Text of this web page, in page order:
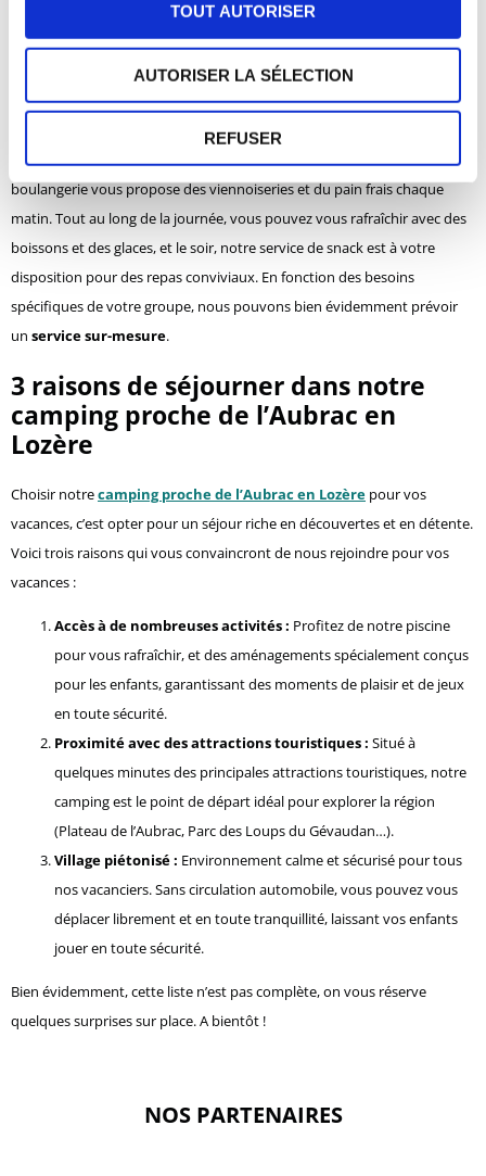
TOUT AUTORISER
AUTORISER LA SÉLECTION
REFUSER
que ce soit pour des réunions familiales, des événements professionnels
ou des escapades entre amis.
All inclusive
la restauration et les activités sur place. Pour le petit déjeuner, notre
boulangerie vous propose des viennoiseries et du pain frais chaque
matin. Tout au long de la journée, vous pouvez vous rafraîchir avec des
boissons et des glaces, et le soir, notre service de snack est à votre
disposition pour des repas conviviaux. En fonction des besoins
spécifiques de votre groupe, nous pouvons bien évidemment prévoir
un service sur-mesure.
3 raisons de séjourner dans notre
camping proche de l’Aubrac en
Lozère
Choisir notrecamping proche de l’Aubrac en Lozère pour vos
vacances, c’est opter pour un séjour riche en découvertes et en détente.
Voici trois raisons qui vous convaincront de nous rejoindre pour vos
vacances :
Accès à de nombreuses activités : Profitez de notre piscine
pour vous rafraîchir, et des aménagements spécialement conçus
pour les enfants, garantissant des moments de plaisir et de jeux
en toute sécurité.
Proximité avec des attractions touristiques : Situé à
quelques minutes des principales attractions touristiques, notre
camping est le point de départ idéal pour explorer la région
(Plateau de l’Aubrac, Parc des Loups du Gévaudan…).
Village piétonisé : Environnement calme et sécurisé pour tous
nos vacanciers. Sans circulation automobile, vous pouvez vous
déplacer librement et en toute tranquillité, laissant vos enfants
jouer en toute sécurité.
Bien évidemment, cette liste n’est pas complète, on vous réserve
quelques surprises sur place. A bientôt !
NOS PARTENAIRES